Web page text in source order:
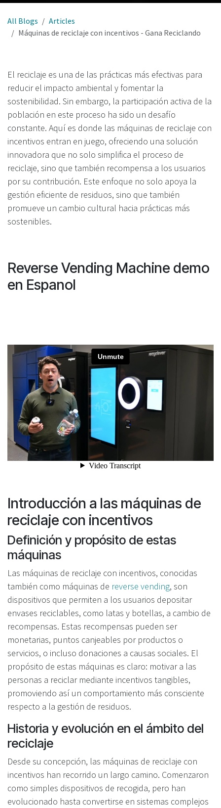
All Blogs
Articles
Máquinas de reciclaje con incentivos - Gana Reciclando
El reciclaje es una de las prácticas más efectivas para
reducir el impacto ambiental y fomentar la
sostenibilidad. Sin embargo, la participación activa de la
población en este proceso ha sido un desafío
constante. Aquí es donde las máquinas de reciclaje con
incentivos entran en juego, ofreciendo una solución
innovadora que no solo simplifica el proceso de
reciclaje, sino que también recompensa a los usuarios
por su contribución. Este enfoque no solo apoya la
gestión eficiente de residuos, sino que también
promueve un cambio cultural hacia prácticas más
sostenibles.
Reverse Vending Machine demo
en Espanol
Introducción a las máquinas de
reciclaje con incentivos
Definición y propósito de estas
máquinas
Las máquinas de reciclaje con incentivos, conocidas
también como máquinas de reverse vending, son
dispositivos que permiten a los usuarios depositar
envases reciclables, como latas y botellas, a cambio de
recompensas. Estas recompensas pueden ser
monetarias, puntos canjeables por productos o
servicios, o incluso donaciones a causas sociales. El
propósito de estas máquinas es claro: motivar a las
personas a reciclar mediante incentivos tangibles,
promoviendo así un comportamiento más consciente
respecto a la gestión de residuos.
Historia y evolución en el ámbito del
reciclaje
Desde su concepción, las máquinas de reciclaje con
incentivos han recorrido un largo camino. Comenzaron
como simples dispositivos de recogida, pero han
evolucionado hasta convertirse en sistemas complejos